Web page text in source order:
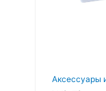
Аксессуары